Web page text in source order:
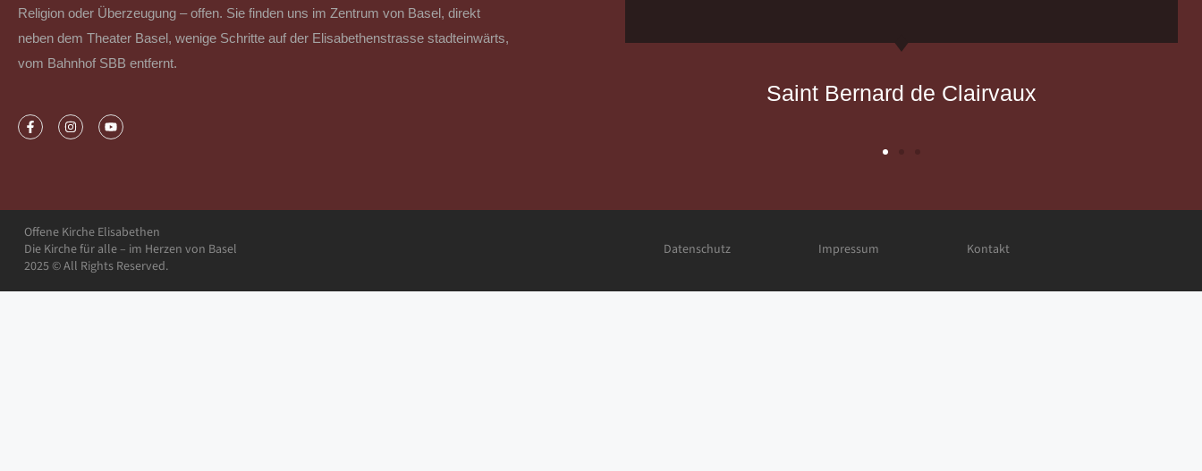
Religion oder Überzeugung – offen. Sie finden uns im Zentrum von Basel, direkt
neben dem Theater Basel, wenige Schritte auf der Elisabethenstrasse stadteinwärts,
vom Bahnhof SBB entfernt.
Saint Bernard de Clairvaux
Offene Kirche Elisabethen
Die Kirche für alle – im Herzen von Basel
2025 © All Rights Reserved.
Datenschutz Impressum Kontakt